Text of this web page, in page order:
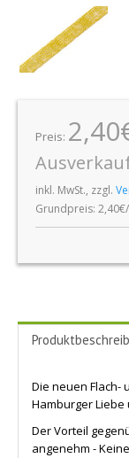
Preis:
inkl. MwSt., zzgl.
Grundpreis:
Die neuen Flach-
Hamburger Liebe
Der Vorteil
angenehm -